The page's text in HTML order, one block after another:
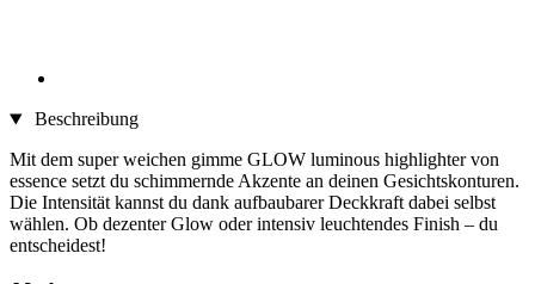
Beschreibung
Mit dem super weichen gimme GLOW luminous highlighter von
essence setzt du schimmernde Akzente an deinen Gesichtskonturen.
Die Intensität kannst du dank aufbaubarer Deckkraft dabei selbst
wählen. Ob dezenter Glow oder intensiv leuchtendes Finish – du
entscheidest!